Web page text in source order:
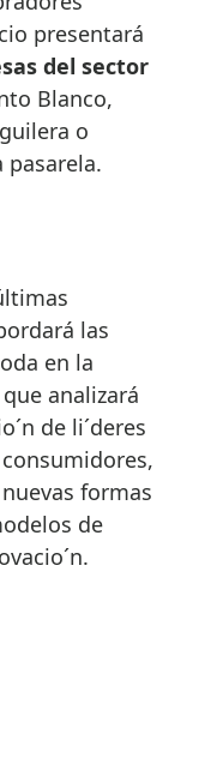
presentará
del sector
Blanco,
o
pasarela.
las
en la
analizará
de li´deres
formas
de